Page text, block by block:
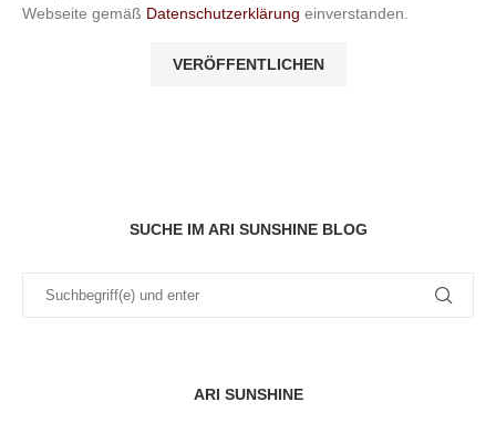
Webseite gemäß Datenschutzerklärung einverstanden.
SUCHE IM ARI SUNSHINE BLOG
ARI SUNSHINE